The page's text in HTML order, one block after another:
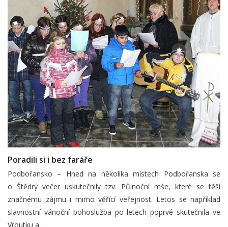
Poradili si i bez faráře
Podbořansko – Hned na několika místech Podbořanska se
o Štědrý večer uskutečnily tzv. Půlnoční mše, které se těší
značnému zájmu i mimo věřící veřejnost. Letos se například
slavnostní vánoční bohoslužba po letech poprvé skutečnila ve
Vroutku a…